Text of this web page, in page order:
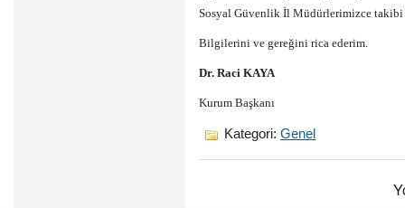
Sosyal Güvenlik İl Müdürlerimizce takibi
Bilgilerini ve gereğini rica ederim.
Dr. Raci KAYA
Kurum Başkanı
Kategori: Genel